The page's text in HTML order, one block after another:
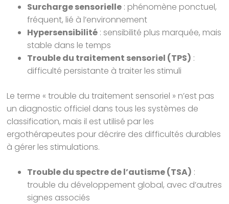
Surcharge sensorielle : phénomène ponctuel,
fréquent, lié à l’environnement
Hypersensibilité : sensibilité plus marquée, mais
stable dans le temps
Trouble du traitement sensoriel (TPS) :
difficulté persistante à traiter les stimuli
Le terme « trouble du traitement sensoriel » n’est pas
un diagnostic officiel dans tous les systèmes de
classification, mais il est utilisé par les
ergothérapeutes pour décrire des difficultés durables
à gérer les stimulations.
Trouble du spectre de l’autisme (TSA) :
trouble du développement global, avec d’autres
signes associés